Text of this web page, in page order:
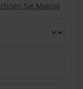
Sie Makros